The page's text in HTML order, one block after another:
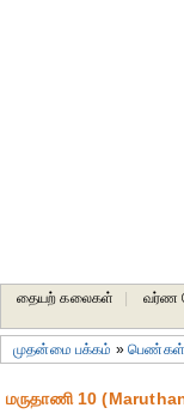
தையற் கலைகள் வர்ண
முதன்மை பக்கம் »பெண்கள்
மருதாணி 10